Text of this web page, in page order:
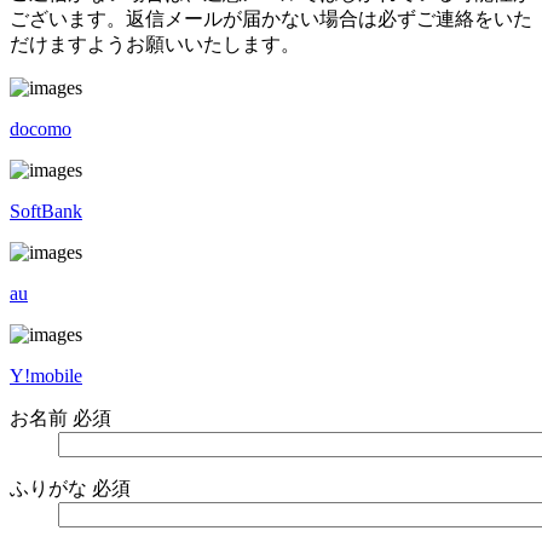
ございます。返信メールが届かない場合は必ずご連絡をいた
だけますようお願いいたします。
docomo
SoftBank
au
Y!mobile
お名前 必須
ふりがな 必須